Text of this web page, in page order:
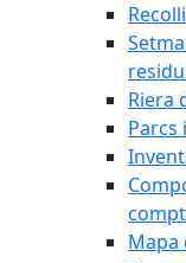
Riera
Parcs
Mapa